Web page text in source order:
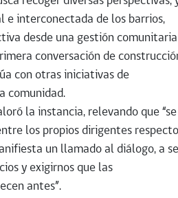
interconectada de los barrios,
desde una gestión comunitaria
conversación de
con otras iniciativas de
comunidad.
la instancia, relevando que “se
los propios dirigentes respecto
un llamado al diálogo, a
y exigirnos que las
antes”.